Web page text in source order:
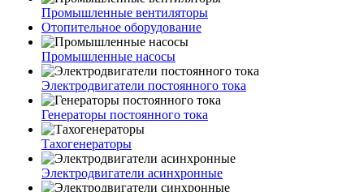
Промышленные вентиляторы
Отопительное оборудование
Промышленные насосы
Электродвигатели постоянного тока
Генераторы постоянного тока
Тахогенераторы
Электродвигатели асинхронные